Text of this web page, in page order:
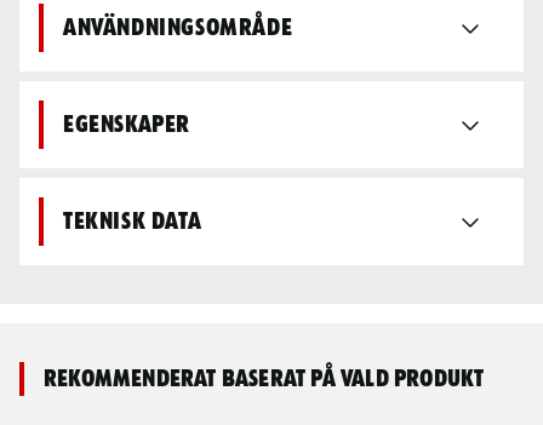
Användningsområde
Egenskaper
Teknisk data
Rekommenderat baserat på vald produkt